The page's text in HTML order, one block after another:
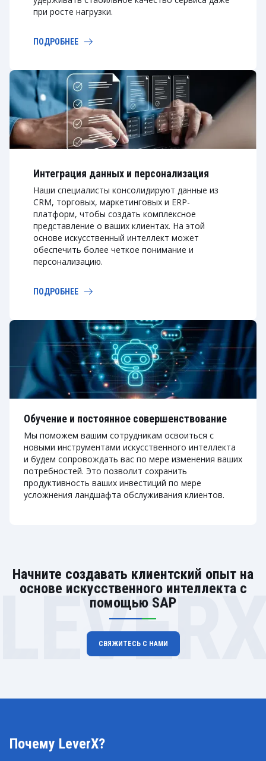
при росте нагрузки.
ПОДРОБНЕЕ
Интеграция данных и персонализация
Наши специалисты консолидируют данные из
CRM, торговых, маркетинговых и ERP-
платформ, чтобы создать комплексное
представление о ваших клиентах. На этой
основе искусственный интеллект может
обеспечить более четкое понимание и
персонализацию.
ПОДРОБНЕЕ
Обучение и постоянное совершенствование
Мы поможем вашим сотрудникам освоиться с
новыми инструментами искусственного интеллекта
и будем сопровождать вас по мере изменения ваших
потребностей. Это позволит сохранить
продуктивность ваших инвестиций по мере
усложнения ландшафта обслуживания клиентов.
Начните создавать клиентский опыт на
основе искусственного интеллекта с
помощью SAP
СВЯЖИТЕСЬ С НАМИ
Почему LeverX?